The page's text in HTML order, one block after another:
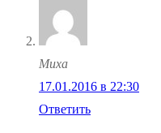
Миха
17.01.2016 в 22:30
Ответить